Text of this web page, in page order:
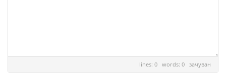
lines: 0 words: 0 зачуван